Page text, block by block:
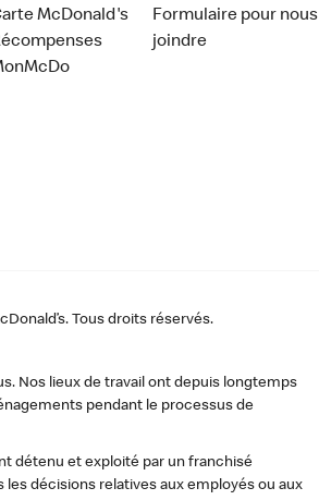
McDonald's
Formulaire pour nous
joindre
Tous droits réservés.
Nos lieux de travail ont depuis longtemps
pendant le processus de
détenu et exploité par un franchisé
décisions relatives aux employés ou aux